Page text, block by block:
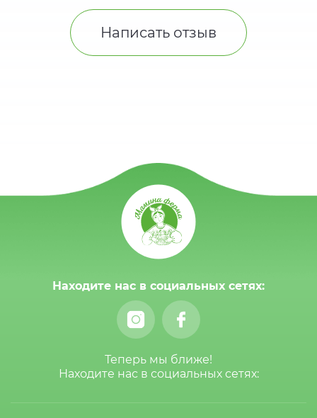
Написать отзыв
Находите нас в социальных сетях:
Теперь мы ближе!
Находите нас в социальных сетях: